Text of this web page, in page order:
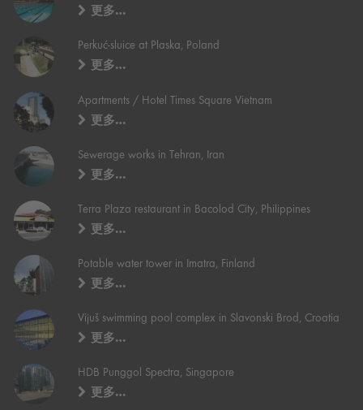
更多…
Perkuć-sluice at Plaska, Poland
更多…
Apartments / Hotel Times Square Vietnam
更多…
Sewerage works in Tehran, Iran
更多…
Terra Plaza restaurant in Bacolod City, Philippines
更多…
Potable water tower in Imatra, Finland
更多…
Vijuš swimming pool complex in Slavonski Brod, Croatia
更多…
HDB Punggol Spectra, Singapore
更多…